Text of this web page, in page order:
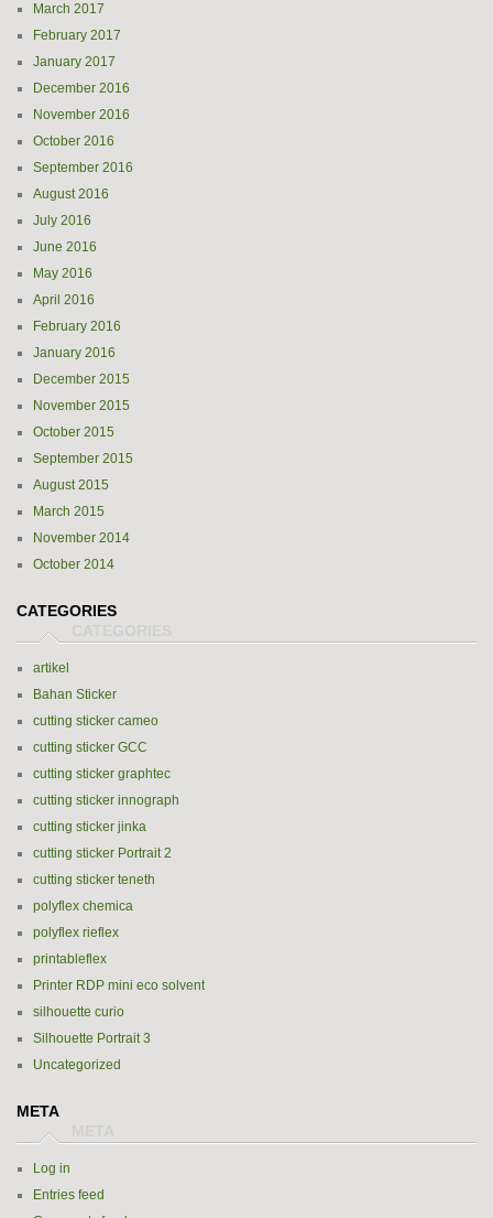
March 2017
February 2017
January 2017
December 2016
November 2016
October 2016
September 2016
August 2016
July 2016
June 2016
May 2016
April 2016
February 2016
January 2016
December 2015
November 2015
October 2015
September 2015
August 2015
March 2015
November 2014
October 2014
CATEGORIES
artikel
Bahan Sticker
cutting sticker cameo
cutting sticker GCC
cutting sticker graphtec
cutting sticker innograph
cutting sticker jinka
cutting sticker Portrait 2
cutting sticker teneth
polyflex chemica
polyflex rieflex
printableflex
Printer RDP mini eco solvent
silhouette curio
Silhouette Portrait 3
Uncategorized
META
Log in
Entries feed